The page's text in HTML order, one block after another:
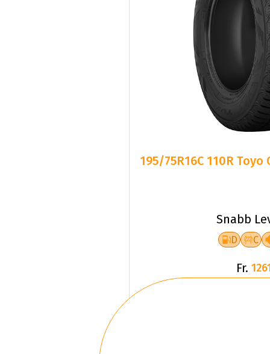
195/75R16C 110R
Snabb
D C
Fr.